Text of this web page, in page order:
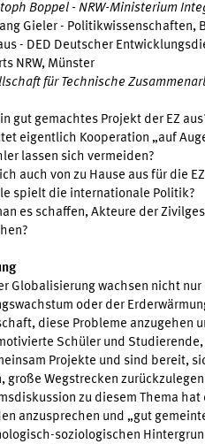
Boppel - NRW-Ministerium
Gieler - Politikwissenschaften,
- DED Deutscher
NRW, Münster
für Technische
gut gemachtes Projekt der EZ
eigentlich Kooperation „auf
lassen sich vermeiden?
auch von zu Hause aus für die
spielt die internationale Politik?
es schaffen, Akteure der
Globalisierung wachsen nicht
oder der
diese Probleme anzugehen
Schüler und
Projekte und sind bereit,
große Wegstrecken
zu diesem Thema
anzusprechen und „gut
soziologischen